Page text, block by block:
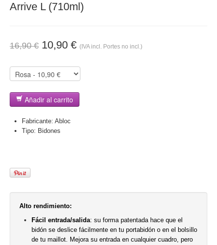
Arrive L (710ml)
16,90 € 10,90 € (IVA incl. Portes no incl.)
Añadir al carrito
Fabricante: Abloc
Tipo: Bidones
Alto rendimiento:
Fácil entrada/salida: su forma patentada hace que el
bidón se deslice fácilmente en tu portabidón o en el bolsillo
de tu maillot. Mejora su entrada en cualquier cuadro, pero